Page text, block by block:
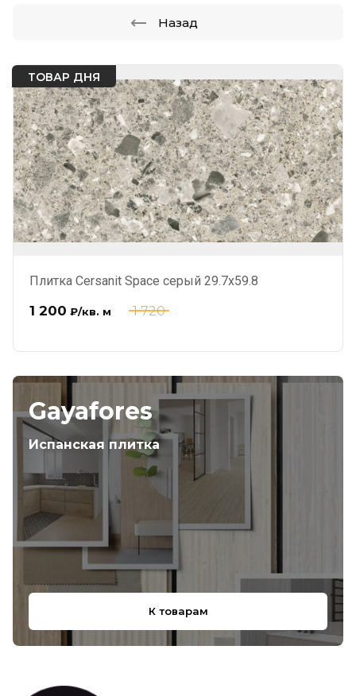
ТОВАР ДНЯ
Плитка Cersanit Space серый 29.7x59.8
1 720
1 200 ₽/кв. м
Gayafores
Испанская плитка
К товарам
Назад